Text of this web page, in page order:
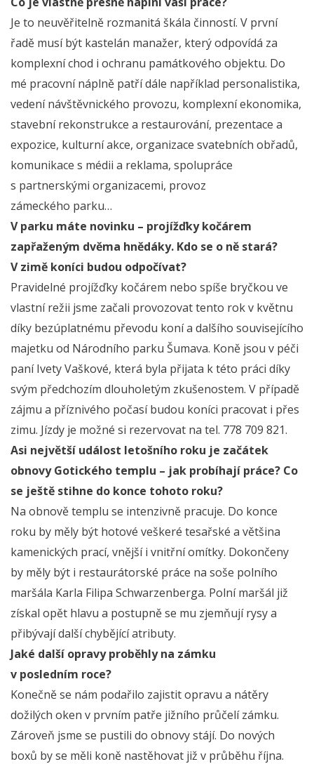
Je to neuvěřitelně rozmanitá škála činností. V první
řadě musí být kastelán manažer, který odpovídá za
komplexní chod i ochranu památkového objektu. Do
mé pracovní náplně patří dále například personalistika,
vedení návštěvnického provozu, komplexní ekonomika,
stavební rekonstrukce a restaurování, prezentace a
expozice, kulturní akce, organizace svatebních obřadů,
komunikace s médii a reklama, spolupráce
s partnerskými organizacemi, provoz
zámeckého parku…
V parku máte novinku – projížďky kočárem
zapřaženým dvěma hnědáky. Kdo se o ně stará?
V zimě koníci budou odpočívat?
Pravidelné projížďky kočárem nebo spíše bryčkou ve
vlastní režii jsme začali provozovat tento rok v květnu
díky bezúplatnému převodu koní a dalšího souvisejícího
majetku od Národního parku Šumava. Koně jsou v péči
paní Ivety Vaškové, která byla přijata k této práci díky
svým předchozím dlouholetým zkušenostem. V případě
zájmu a příznivého počasí budou koníci pracovat i přes
zimu. Jízdy je možné si rezervovat na tel. 778 709 821.
Asi největší událost letošního roku je začátek
obnovy Gotického templu – jak probíhají práce? Co
se ještě stihne do konce tohoto roku?
Na obnově templu se intenzivně pracuje. Do konce
roku by měly být hotové veškeré tesařské a většina
kamenických prací, vnější i vnitřní omítky. Dokončeny
by měly být i restaurátorské práce na soše polního
maršála Karla Filipa Schwarzenberga. Polní maršál již
získal opět hlavu a postupně se mu zjemňují rysy a
přibývají další chybějící atributy.
Jaké další opravy proběhly na zámku
v posledním roce?
Konečně se nám podařilo zajistit opravu a nátěry
dožilých oken v prvním patře jižního průčelí zámku.
Zároveň jsme se pustili do obnovy stájí. Do nových
boxů by se měli koně nastěhovat již v průběhu října.